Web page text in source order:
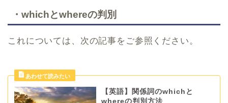
・whichとwhereの判別
これについては、次の記事をご参照ください。
【英語】関係詞のwhichと
whereの判別方法